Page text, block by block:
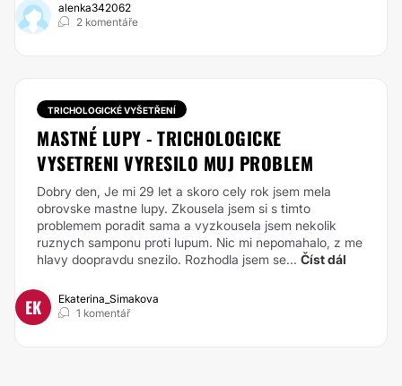
alenka342062
2 komentáře
TRICHOLOGICKÉ VYŠETŘENÍ
MASTNÉ LUPY - TRICHOLOGICKE
VYSETRENI VYRESILO MUJ PROBLEM
Dobry den, Je mi 29 let a skoro cely rok jsem mela
obrovske mastne lupy. Zkousela jsem si s timto
problemem poradit sama a vyzkousela jsem nekolik
ruznych samponu proti lupum. Nic mi nepomahalo, z me
hlavy doopravdu snezilo. Rozhodla jsem se... Číst dál
EK
Ekaterina_Simakova
1 komentář